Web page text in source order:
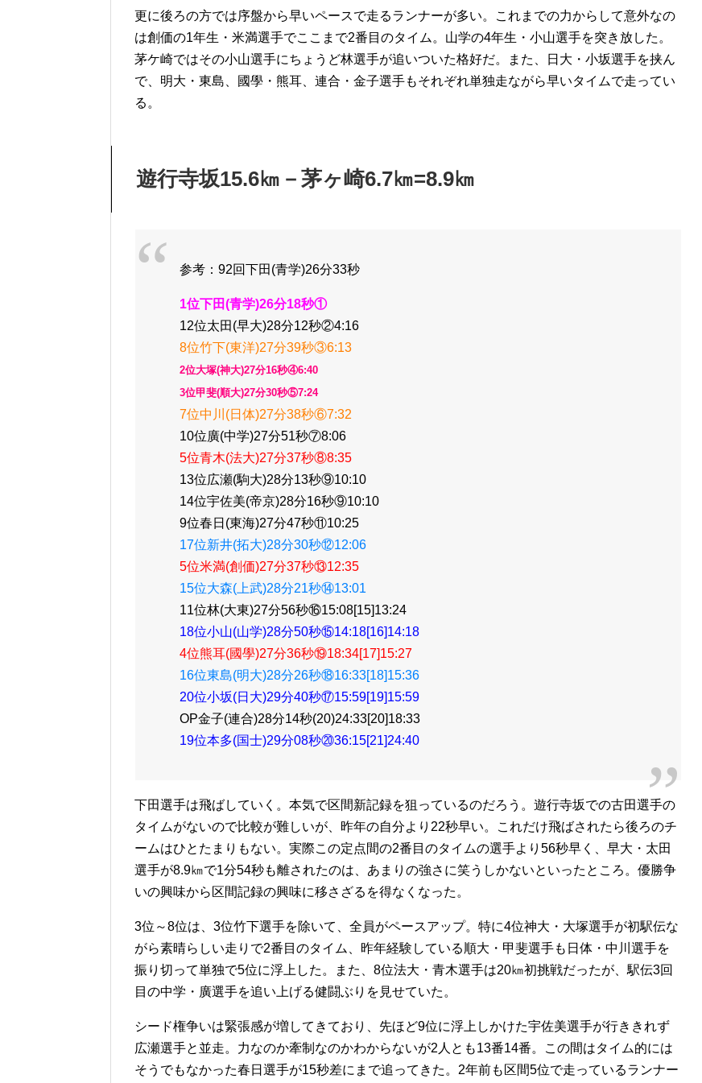
更に後ろの方では序盤から早いペースで走るランナーが多い。これまでの力からして意外なの
は創価の1年生・米満選手でここまで2番目のタイム。山学の4年生・小山選手を突き放した。
茅ケ崎ではその小山選手にちょうど林選手が追いついた格好だ。また、日大・小坂選手を挟ん
で、明大・東島、國學・熊耳、連合・金子選手もそれぞれ単独走ながら早いタイムで走ってい
る。
遊行寺坂15.6㎞－茅ヶ崎6.7㎞=8.9㎞
参考：92回下田(青学)26分33秒
1位下田(青学)26分18秒①
12位太田(早大)28分12秒②4:16
8位竹下(東洋)27分39秒③6:13
2位大塚(神大)27分16秒④6:40
3位甲斐(順大)27分30秒⑤7:24
7位中川(日体)27分38秒⑥7:32
10位廣(中学)27分51秒⑦8:06
5位青木(法大)27分37秒⑧8:35
13位広瀬(駒大)28分13秒⑨10:10
14位宇佐美(帝京)28分16秒⑨10:10
9位春日(東海)27分47秒⑪10:25
17位新井(拓大)28分30秒⑫12:06
5位米満(創価)27分37秒⑬12:35
15位大森(上武)28分21秒⑭13:01
11位林(大東)27分56秒⑯15:08[15]13:24
18位小山(山学)28分50秒⑮14:18[16]14:18
4位熊耳(國學)27分36秒⑲18:34[17]15:27
16位東島(明大)28分26秒⑱16:33[18]15:36
20位小坂(日大)29分40秒⑰15:59[19]15:59
OP金子(連合)28分14秒(20)24:33[20]18:33
19位本多(国士)29分08秒⑳36:15[21]24:40
下田選手は飛ばしていく。本気で区間新記録を狙っているのだろう。遊行寺坂での古田選手の
タイムがないので比較が難しいが、昨年の自分より22秒早い。これだけ飛ばされたら後ろのチ
ームはひとたまりもない。実際この定点間の2番目のタイムの選手より56秒早く、早大・太田
選手が8.9㎞で1分54秒も離されたのは、あまりの強さに笑うしかないといったところ。優勝争
いの興味から区間記録の興味に移さざるを得なくなった。
3位～8位は、3位竹下選手を除いて、全員がペースアップ。特に4位神大・大塚選手が初駅伝な
がら素晴らしい走りで2番目のタイム、昨年経験している順大・甲斐選手も日体・中川選手を
振り切って単独で5位に浮上した。また、8位法大・青木選手は20㎞初挑戦だったが、駅伝3回
目の中学・廣選手を追い上げる健闘ぶりを見せていた。
シード権争いは緊張感が増してきており、先ほど9位に浮上しかけた宇佐美選手が行ききれず
広瀬選手と並走。力なのか牽制なのかわからないが2人とも13番14番。この間はタイム的には
そうでもなかった春日選手が15秒差にまで追ってきた。2年前も区間5位で走っているランナー